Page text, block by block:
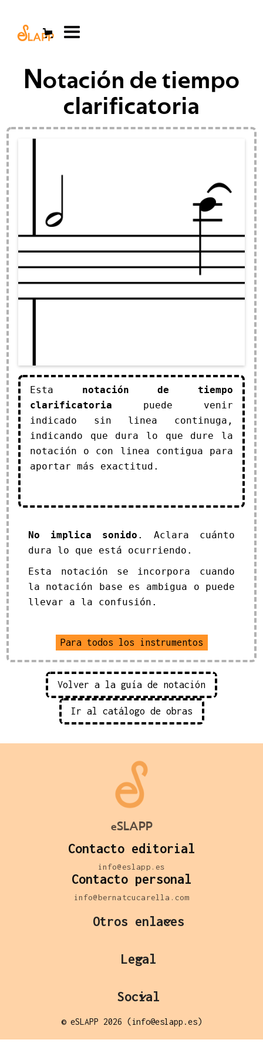
Notación de tiempo
clarificatoria
Esta notación de tiempo
clarificatoria puede venir
indicado sin linea continuga,
indicando que dura lo que dure la
notación o con linea contigua para
aportar más exactitud.
No implica sonido . Aclara cuánto
dura lo que está ocurriendo.
Esta notación se incorpora cuando
la notación base es ambigua o puede
llevar a la confusión.
Para todos los instrumentos
Volver a la guía de notación
Ir al catálogo de obras
eSLAPP
Contacto editorial
info@eslapp.es
Contacto personal
info@bernatcucarella.com
Otros enlaces
Legal
Social
© eSLAPP 2026 (info@eslapp.es)